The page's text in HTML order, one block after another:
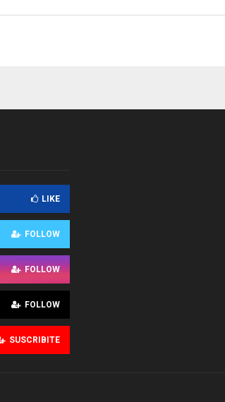
LIKE
FOLLOW
FOLLOW
FOLLOW
SUSCRIBITE